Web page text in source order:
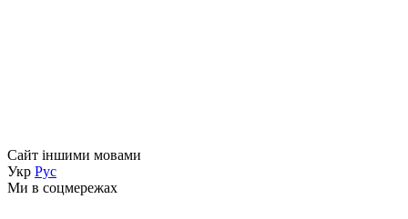
Сайт іншими мовами
Укр Рус
Ми в соцмережах